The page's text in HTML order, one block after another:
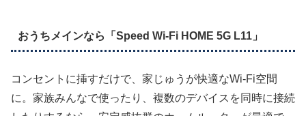
おうちメインなら「Speed Wi-Fi HOME 5G L11」
コンセントに挿すだけで、家じゅうが快適なWi-Fi空間
に。家族みんなで使ったり、複数のデバイスを同時に接続